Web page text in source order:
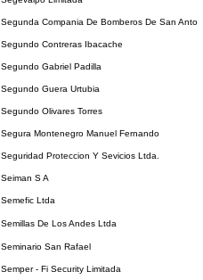
Segunda Compania De Bomberos De San Anto
Segundo Contreras Ibacache
Segundo Gabriel Padilla
Segundo Guera Urtubia
Segundo Olivares Torres
Segura Montenegro Manuel Fernando
Seguridad Proteccion Y Sevicios Ltda.
Seiman S A
Semefic Ltda
Semillas De Los Andes Ltda
Seminario San Rafael
Semper - Fi Security Limitada